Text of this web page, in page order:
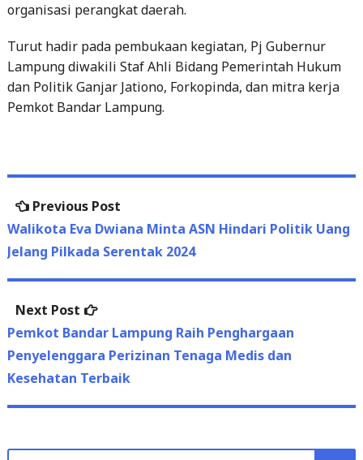
organisasi perangkat daerah.
Turut hadir pada pembukaan kegiatan, Pj Gubernur
Lampung diwakili Staf Ahli Bidang Pemerintah Hukum
dan Politik Ganjar Jationo, Forkopinda, dan mitra kerja
Pemkot Bandar Lampung.
Post
navigation
Previous PostPrevious
post:
Walikota Eva Dwiana Minta ASN Hindari Politik Uang
Jelang Pilkada Serentak 2024
Next Post
Next
post:
Pemkot Bandar Lampung Raih Penghargaan
Penyelenggara Perizinan Tenaga Medis dan
Kesehatan Terbaik